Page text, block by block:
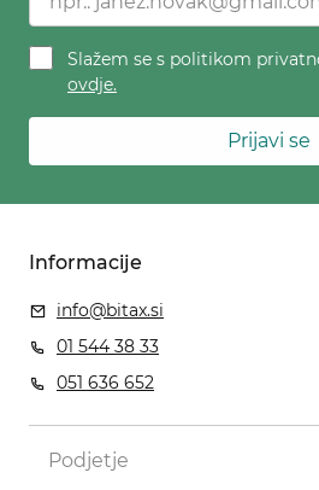
Slažem se s politikom
ovdje.
Prijavi se
Informacije
info@bitax.si
01 544 38 33
051 636 652
Podjetje